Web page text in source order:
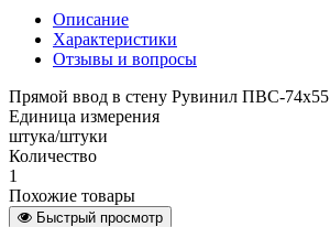
Описание
Характеристики
Отзывы и вопросы
Прямой ввод в стену Рувинил ПВС-74х55
Единица измерения
штука/штуки
Количество
1
Похожие товары
Быстрый просмотр